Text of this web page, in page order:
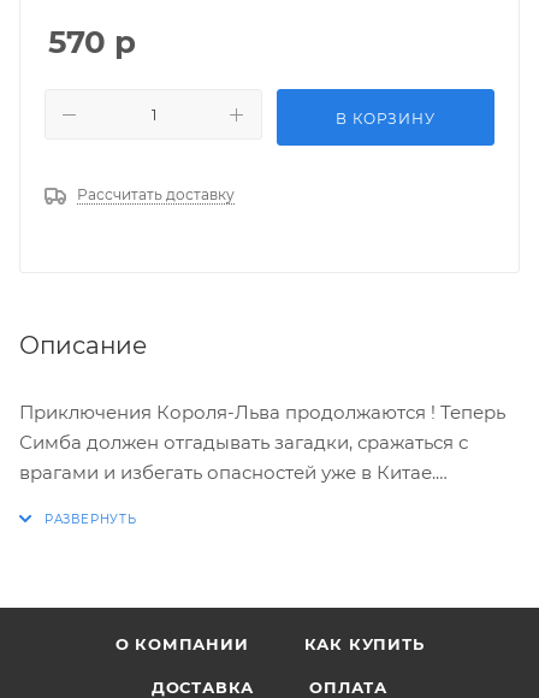
570 р
В КОРЗИНУ
Рассчитать доставку
Описание
Приключения Короля-Льва продолжаются ! Теперь
Симба должен отгадывать загадки, сражаться с
врагами и избегать опасностей уже в Китае.
отличаться от изображённого на картинке.
О КОМПАНИИ КАК КУПИТЬ
ДОСТАВКА ОПЛАТА